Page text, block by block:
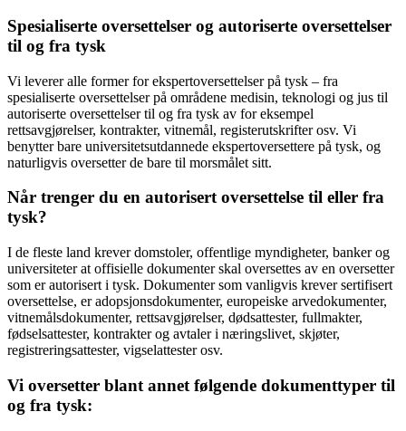
Spesialiserte oversettelser og autoriserte oversettelser
til og fra tysk
Vi leverer alle former for ekspertoversettelser på tysk – fra
spesialiserte oversettelser på områdene medisin, teknologi og jus til
autoriserte oversettelser til og fra tysk av for eksempel
rettsavgjørelser, kontrakter, vitnemål, registerutskrifter osv. Vi
benytter bare universitetsutdannede ekspertoversettere på tysk, og
naturligvis oversetter de bare til morsmålet sitt.
Når trenger du en autorisert oversettelse til eller fra
tysk?
I de fleste land krever domstoler, offentlige myndigheter, banker og
universiteter at offisielle dokumenter skal oversettes av en oversetter
som er autorisert i tysk. Dokumenter som vanligvis krever sertifisert
oversettelse, er adopsjonsdokumenter, europeiske arvedokumenter,
vitnemålsdokumenter, rettsavgjørelser, dødsattester, fullmakter,
fødselsattester, kontrakter og avtaler i næringslivet, skjøter,
registreringsattester, vigselattester osv.
Vi oversetter blant annet følgende dokumenttyper til
og fra tysk: